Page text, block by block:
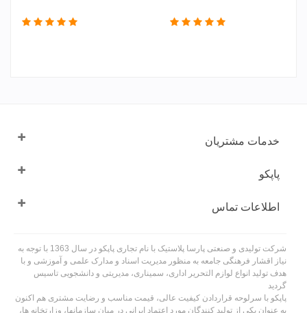
خدمات مشتریان
پاپکو
اطلاعات تماس
شرکت تولیدی و صنعتی پارسا پلاستیک با نام تجاری پاپکو در سال 1363 با توجه به
نیاز اقشار فرهنگی جامعه به منظور مدیریت اسناد و مدارک علمی و آموزشی و با
هدف تولید انواع لوازم التحریر اداری، سمیناری، مدیریتی و دانشجویی تاسیس
گردید
پاپکو با سرلوحه قراردادن کیفیت عالی، قیمت مناسب و رضایت مشتری هم اکنون
به عنوان یکی از تولید کنندگان مورد اعتماد ایرانی در میان سازمانها، وزارتخانه ها،